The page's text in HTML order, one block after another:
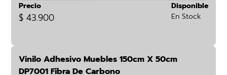
Precio
$ 43.900
Disponible
En Stock
Vinilo Adhesivo Muebles 150cm X 50cm
DP7001 Fibra De Carbono